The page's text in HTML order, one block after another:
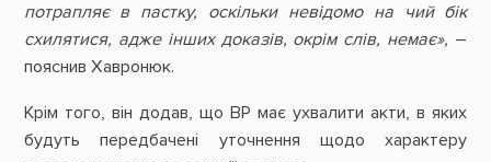
потрапляє в пастку, оскільки невідомо на чий бік
схилятися, адже інших доказів, окрім слів, немає», –
пояснив Хавронюк.
Крім того, він додав, що ВР має ухвалити акти, в яких
будуть передбачені уточнення щодо характеру